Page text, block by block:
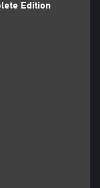
Edition